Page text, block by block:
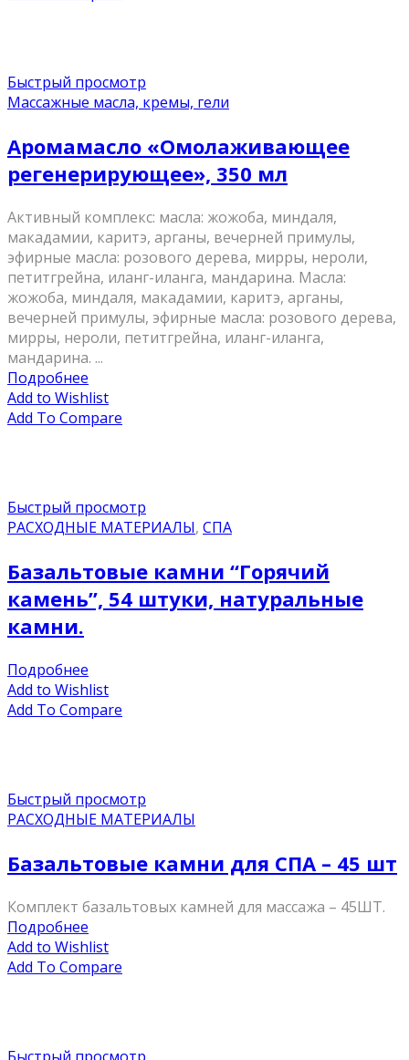
Быстрый просмотр
Массажные масла, кремы, гели
Аромамасло «Омолаживающее
регенерирующее», 350 мл
Активный комплекс: масла: жожоба, миндаля,
макадамии, каритэ, арганы, вечерней примулы,
эфирные масла: розового дерева, мирры, нероли,
петитгрейна, иланг-иланга, мандарина. Масла:
жожоба, миндаля, макадамии, каритэ, арганы,
вечерней примулы, эфирные масла: розового дерева,
мирры, нероли, петитгрейна, иланг-иланга,
мандарина. ...
Подробнее
Add to Wishlist
Add To Compare
Быстрый просмотр
РАСХОДНЫЕ МАТЕРИАЛЫ, СПА
Базальтовые камни “Горячий
камень”, 54 штуки, натуральные
камни.
Подробнее
Add to Wishlist
Add To Compare
Быстрый просмотр
РАСХОДНЫЕ МАТЕРИАЛЫ
Базальтовые камни для СПА – 45 шт
Комплект базальтовых камней для массажа – 45ШТ.
Подробнее
Add to Wishlist
Add To Compare